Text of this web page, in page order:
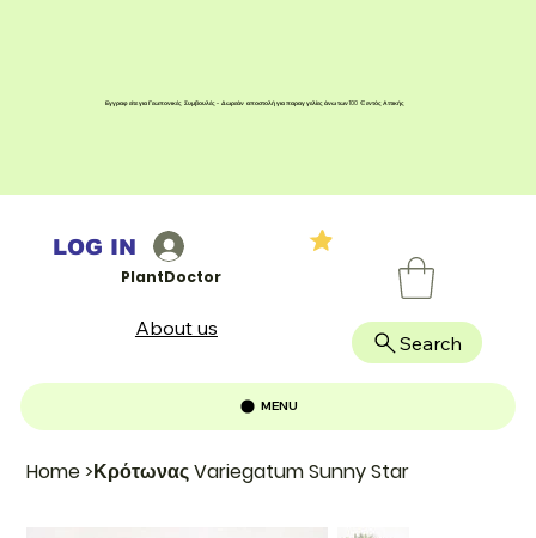
Home >Κρότωνας Variegatum Sunny Star
Εγγραφείτε για Γεωπονικές Συμβουλές - Δωρεάν αποστολή για παραγγελίες άνω των 100 € εντός Αττικής
PlantDoctor
Search
MENU
LOG IN
About us